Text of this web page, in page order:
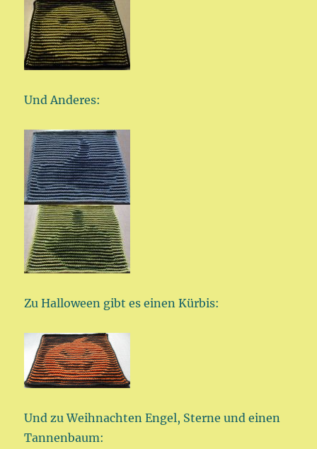
Und Anderes:
Zu Halloween gibt es einen Kürbis:
Und zu Weihnachten Engel, Sterne und einen
Tannenbaum: